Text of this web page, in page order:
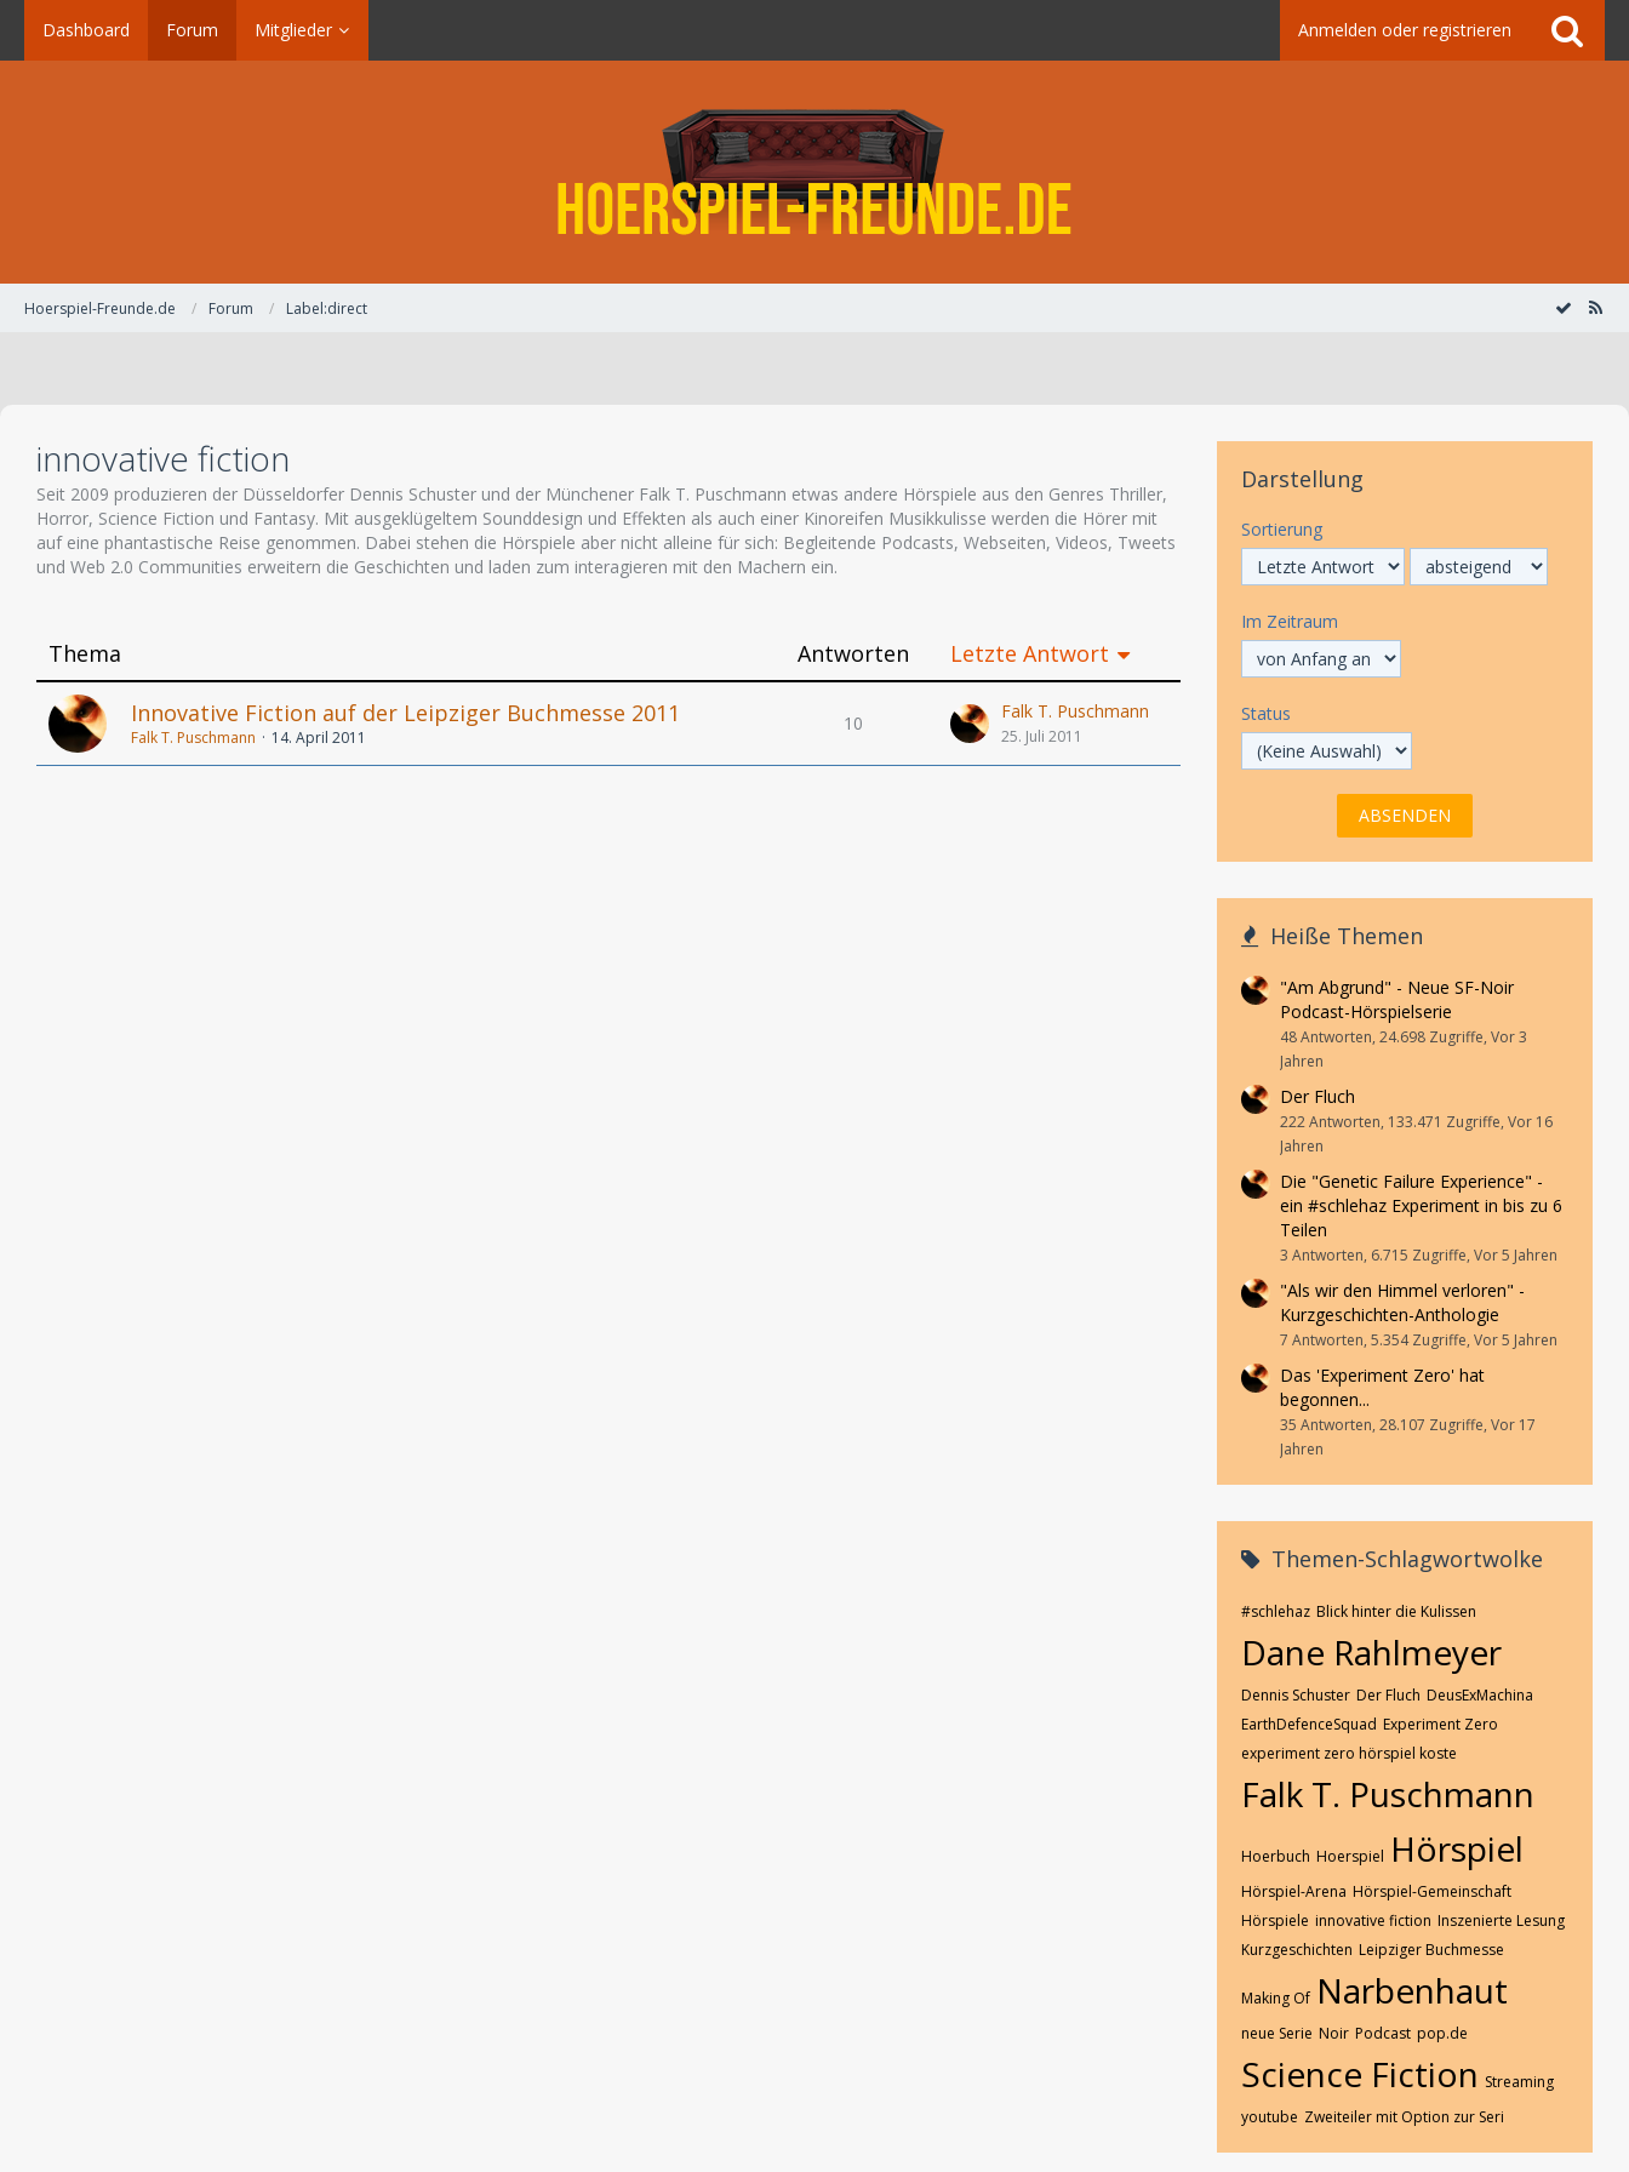
Dashboard Forum Mitglieder Anmelden oder registrieren
Hoerspiel-Freunde.de Forum Label:direct
innovative fiction
Seit 2009 produzieren der Düsseldorfer Dennis Schuster und der Münchener Falk T. Puschmann etwas andere Hörspiele aus den Genres Thriller,
Horror, Science Fiction und Fantasy. Mit ausgeklügeltem Sounddesign und Effekten als auch einer Kinoreifen Musikkulisse werden die Hörer mit
auf eine phantastische Reise genommen. Dabei stehen die Hörspiele aber nicht alleine für sich: Begleitende Podcasts, Webseiten, Videos, Tweets
und Web 2.0 Communities erweitern die Geschichten und laden zum interagieren mit den Machern ein.
Thema Antworten Letzte Antwort
Innovative Fiction auf der Leipziger Buchmesse 2011
Falk T. Puschmann 14. April 2011
10
Falk T. Puschmann
25. Juli 2011
Darstellung
Sortierung
Im Zeitraum
Status
Heiße Themen
"Am Abgrund" - Neue SF-Noir
Podcast-Hörspielserie
48 Antworten, 24.698 Zugriffe, Vor 3
Jahren
Der Fluch
222 Antworten, 133.471 Zugriffe, Vor 16
Jahren
Die "Genetic Failure Experience" -
ein #schlehaz Experiment in bis zu 6
Teilen
3 Antworten, 6.715 Zugriffe, Vor 5 Jahren
"Als wir den Himmel verloren" -
Kurzgeschichten-Anthologie
7 Antworten, 5.354 Zugriffe, Vor 5 Jahren
Das 'Experiment Zero' hat
begonnen...
35 Antworten, 28.107 Zugriffe, Vor 17
Jahren
Themen-Schlagwortwolke
#schlehaz Blick hinter die Kulissen
Dane Rahlmeyer
Dennis Schuster Der Fluch DeusExMachina
EarthDefenceSquad Experiment Zero
experiment zero hörspiel koste
Falk T. Puschmann
Hoerbuch Hoerspiel Hörspiel
Hörspiel-Arena Hörspiel-Gemeinschaft
Hörspiele innovative fiction Inszenierte Lesung
Kurzgeschichten Leipziger Buchmesse
Making Of Narbenhaut
neue Serie Noir Podcast pop.de
Science Fiction Streaming
youtube Zweiteiler mit Option zur Seri